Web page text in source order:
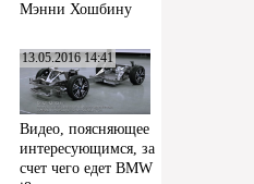
Мэнни Хошбину
13.05.2016 14:41
Видео, поясняющее
интересующимся, за
счет чего едет BMW